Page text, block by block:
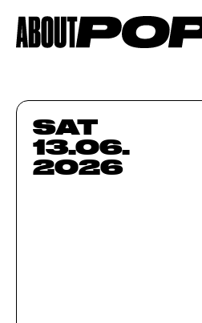
SAT
13.06.
2026